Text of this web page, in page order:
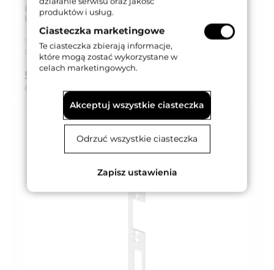
BLACHA CZOŁOWA DO ELEKTROZACZEPU 77,
L=200mm, STAL NIERDZEWNA, PRAWA
Seria produktu:
Dorcas 77
Dostępność:
Dostępny
56,49 zł
Cena za: szt.
produktów i usług.
Ciasteczka marketingowe
Te ciasteczka zbierają informacje,
które mogą zostać wykorzystane w
celach marketingowych.
Akceptuj wszystkie ciasteczka
Odrzuć wszystkie ciasteczka
Zapisz ustawienia